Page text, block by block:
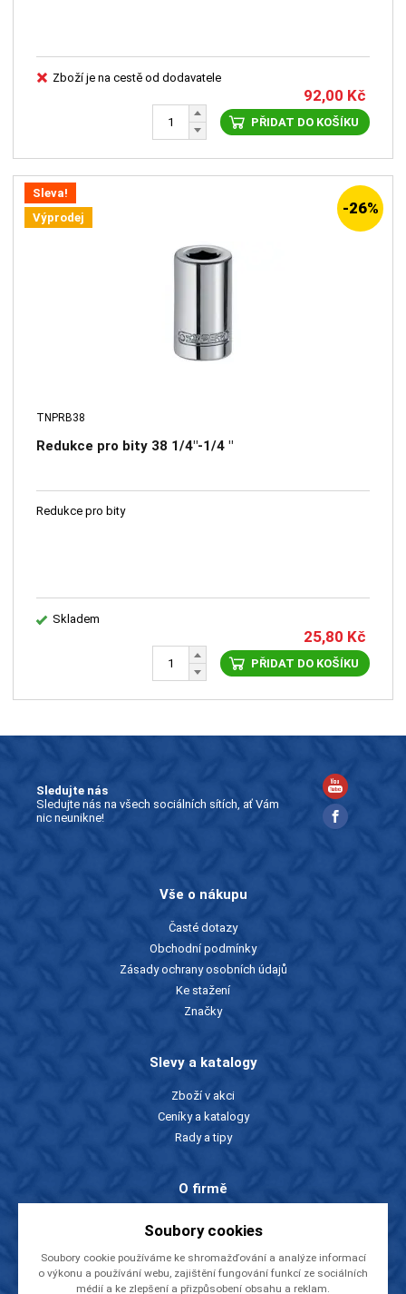
Zboží je na cestě od dodavatele
92,00 Kč
PŘIDAT DO KOŠÍKU
Sleva!
Výprodej
-26%
TNPRB38
Redukce pro bity 38 1/4"-1/4 "
Redukce pro bity
Skladem
25,80 Kč
PŘIDAT DO KOŠÍKU
Sledujte nás
Sledujte nás na všech sociálních sítích, ať Vám
nic neunikne!
Vše o nákupu
Časté dotazy
Obchodní podmínky
Zásady ochrany osobních údajů
Ke stažení
Značky
Slevy a katalogy
Zboží v akci
Ceníky a katalogy
Rady a tipy
O firmě
Kontakty
Videa
EU dotace
Soubory cookies
Soubory cookie používáme ke shromažďování a analýze informací
o výkonu a používání webu, zajištění fungování funkcí ze sociálních
médií a ke zlepšení a přizpůsobení obsahu a reklam.